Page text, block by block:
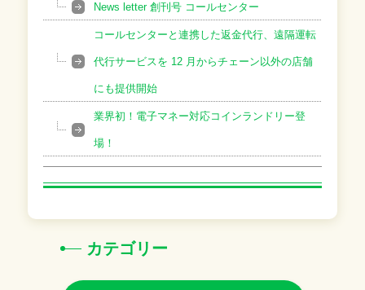
News letter 創刊号 コールセンター
コールセンターと連携した返金代行、遠隔運転
代行サービスを 12 月からチェーン以外の店舗
にも提供開始
業界初！電子マネー対応コインランドリー登
場！
カテゴリー